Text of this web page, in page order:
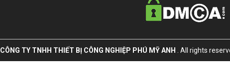
CÔNG TY TNHH THIẾT BỊ CÔNG NGHIỆP PHÚ MỸ ANH . All rights